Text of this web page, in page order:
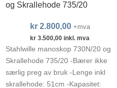
og Skrallehode 735/20
kr 2.800,00 +mva
kr 3.500,00 inkl. mva
Stahlwille manoskop 730N/20 og
Skrallehode 735/20 -Bærer ikke
særlig preg av bruk -Lenge inkl
skrallehode: 51cm -Kapasitet: